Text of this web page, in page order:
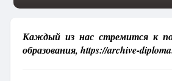
Каждый из нас стремится к
образования, https://archive-